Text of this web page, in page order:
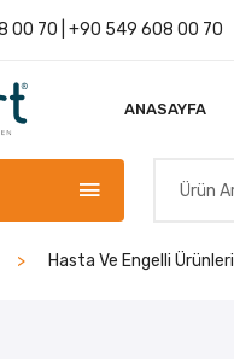
00 70 +90 549 608 00 70
ANASAYFA
Hasta Ve Engelli Ürünleri